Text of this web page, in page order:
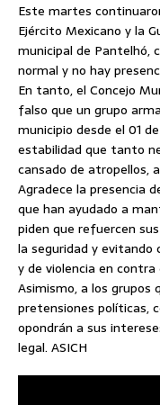
Este martes
Ejército Mexicano y la
municipal de Pantelhó,
normal y no hay
En tanto, el Concejo
falso que un grupo
municipio desde el 01
estabilidad que tanto
cansado de atropellos,
Agradece la presencia
que han ayudado a
piden que refuercen
la seguridad y
y de violencia en
Asimismo, a los grupos
pretensiones políticas,
opondrán a sus
legal. ASICH